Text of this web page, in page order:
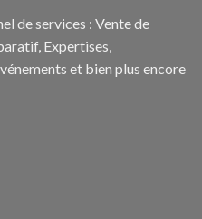
de services : Vente de
Expertises,
et bien plus encore